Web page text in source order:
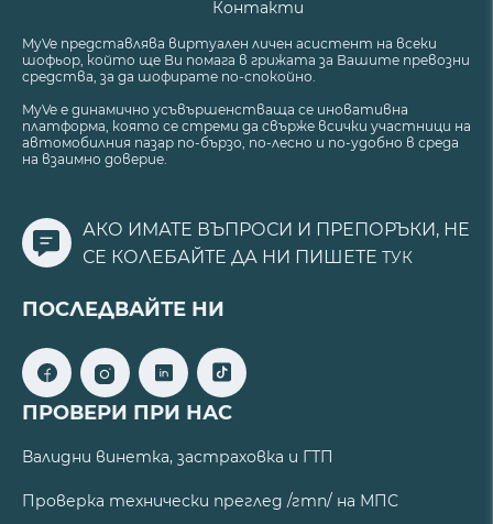
Контакти
MyVe представлява виртуален личен асистент на всеки
шофьор, който ще Ви помага в грижата за Вашите превозни
средства, за да шофирате по-спокойно.
MyVe е динамично усъвършенстваща се иновативна
платформа, която се стреми да свърже всички участници на
автомобилния пазар по-бързо, по-лесно и по-удобно в среда
на взаимно доверие.
АКО ИМАТЕ ВЪПРОСИ И ПРЕПОРЪКИ, НЕ
СЕ КОЛЕБАЙТЕ ДА НИ ПИШЕТЕ ТУК
ПОСЛЕДВАЙТЕ НИ
ПРОВЕРИ ПРИ НАС
Валидни винетка, застраховка и ГТП
Проверка технически преглед /гтп/ на МПС